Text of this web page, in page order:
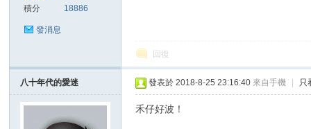
積分 18886
發消息
回復
八十年代的愛迷 發表於 2018-8-25 23:16:40 來自手機 只
禾仔好波！